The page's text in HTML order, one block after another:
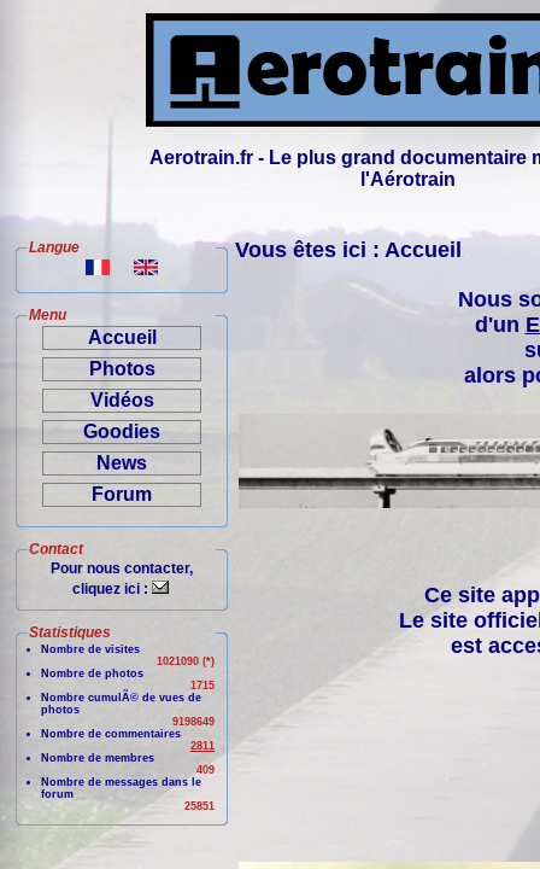
Aerotrain.fr - Le plus grand documentaire
l'Aérotrain
Langue
Menu
Accueil
Photos
Vidéos
Goodies
News
Forum
Contact
Pour nous contacter,
cliquez ici :
Statistiques
Nombre de visites
1021090 (*)
Nombre de photos
1715
Nombre cumulÃ© de vues de
photos
9198649
Nombre de commentaires
2811
Nombre de membres
409
Nombre de messages dans le
forum
25851
Vous êtes ici : Accueil
Nous
d'un
alors
Ce site
Le site
est